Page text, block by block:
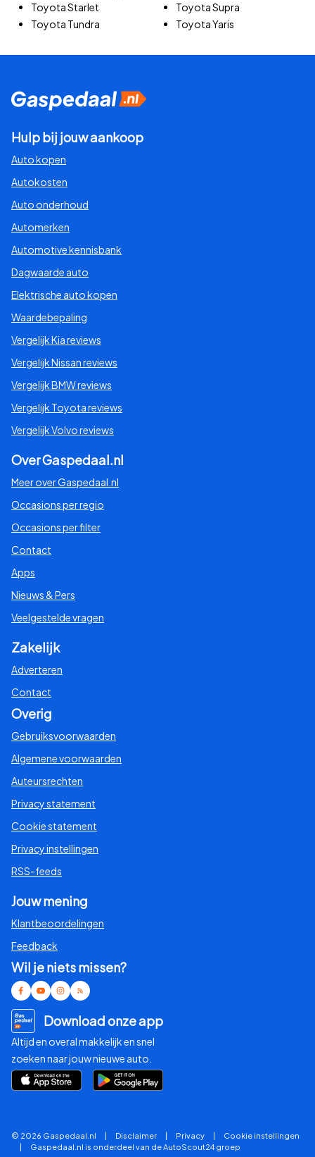
Toyota Starlet
Toyota Supra
Toyota Tundra
Toyota Yaris
Hulp bij jouw aankoop
Auto kopen
Autokosten
Auto onderhoud
Automerken
Automotive kennisbank
Dagwaarde auto
Elektrische auto kopen
Waardebepaling
Vergelijk Kia reviews
Vergelijk Nissan reviews
Vergelijk BMW reviews
Vergelijk Toyota reviews
Vergelijk Volvo reviews
Over Gaspedaal.nl
Meer over Gaspedaal.nl
Occasions per regio
Occasions per filter
Contact
Apps
Nieuws & Pers
Veelgestelde vragen
Zakelijk
Adverteren
Contact
Overig
Gebruiksvoorwaarden
Algemene voorwaarden
Auteursrechten
Privacy statement
Cookie statement
Privacy instellingen
RSS-feeds
Jouw mening
Klantbeoordelingen
Feedback
Wil je niets missen?
Download onze app
Altijd en overal makkelijk en snel
zoeken naar jouw nieuwe auto.
© 2026 Gaspedaal.nl Disclaimer Privacy
Cookie instellingen
Gaspedaal.nl is onderdeel van de AutoScout24 groep